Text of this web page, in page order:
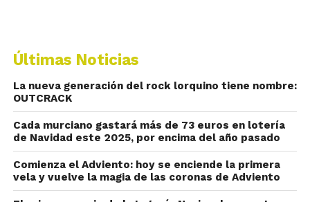
Últimas Noticias
La nueva generación del rock lorquino tiene nombre:
OUTCRACK
Cada murciano gastará más de 73 euros en lotería
de Navidad este 2025, por encima del año pasado
Comienza el Adviento: hoy se enciende la primera
vela y vuelve la magia de las coronas de Adviento